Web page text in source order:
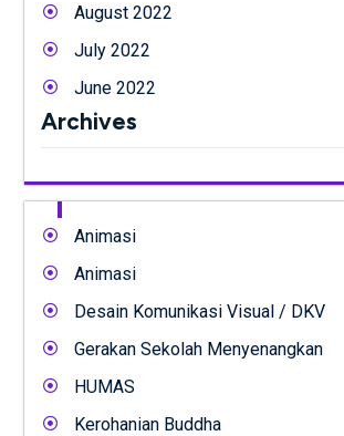
August 2022
July 2022
June 2022
Archives
Animasi
Animasi
Desain Komunikasi Visual / DKV
Gerakan Sekolah Menyenangkan
HUMAS
Kerohanian Buddha